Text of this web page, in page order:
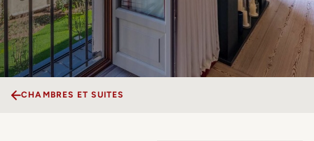
CHAMBRES ET SUITES